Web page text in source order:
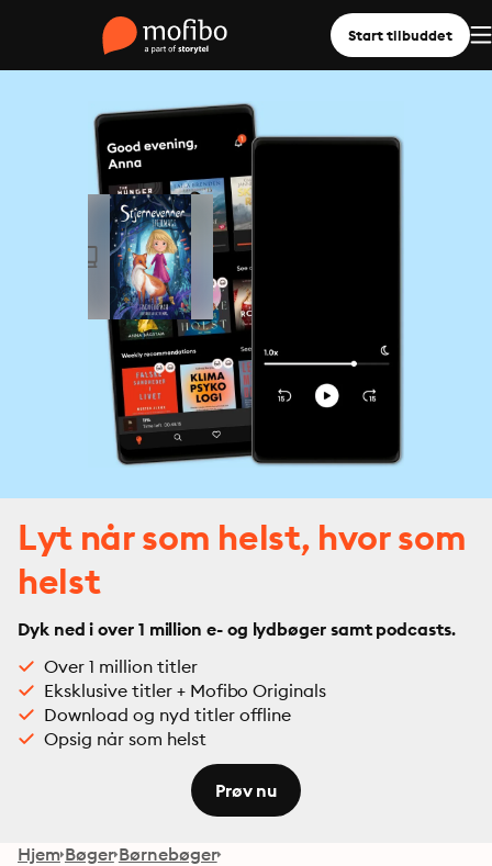
Start tilbuddet
Lyt når som helst, hvor som
helst
Dyk ned i over 1 million e- og lydbøger samt podcasts.
Over 1 million titler
Eksklusive titler + Mofibo Originals
Download og nyd titler offline
Opsig når som helst
Prøv nu
Hjem Bøger Børnebøger